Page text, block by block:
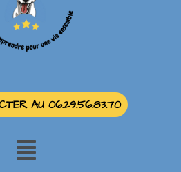
AU 06.29.56.83.70